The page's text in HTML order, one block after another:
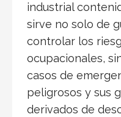
industrial
sirve no solo de
controlar los
ocupacionales,
casos de
peligrosos y sus
derivados de